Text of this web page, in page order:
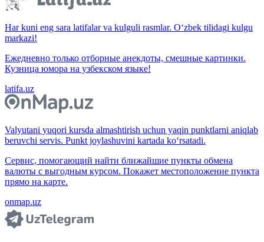
Har kuni eng sara latifalar va kulguli rasmlar. O‘zbek tilidagi kulgu
markazi!
Ежедневно только отборные анекдоты, смешные картинки.
Кузница юмора на узбекском языке!
latifa.uz
Valyutani yuqori kursda almashtirish uchun yaqin punktlarni aniqlab
beruvchi servis. Punkt joylashuvini kartada ko‘rsatadi.
Сервис, помогающий найти ближайшие пункты обмена
валюты с выгодным курсом. Покажет местоположение пункта
прямо на карте.
onmap.uz